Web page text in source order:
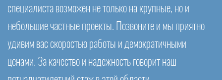
специалиста возможен не только на крупные, но и
небольшие частные проекты. Позвоните и мы приятно
удивим вас скоростью работы и демократичными
ценами. За качество и надежность говорит наш